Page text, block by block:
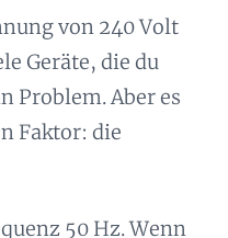
von 240 Volt
Geräte, die du
Problem. Aber es
Faktor: die
50 Hz. Wenn